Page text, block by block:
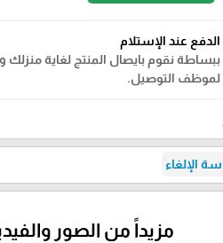
الدفع عند الإستلام
ببساطة نقوم بايصال المنتج لغاية منزلك
لموظف التوصيل.
الإلغاء
مزيداً من الصور